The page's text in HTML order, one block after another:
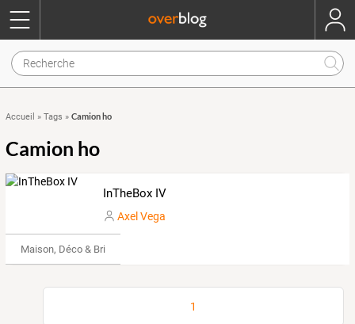
Accueil » Tags » Camion ho
Camion ho
InTheBox IV
Axel Vega
Maison, Déco & Bricolage
1